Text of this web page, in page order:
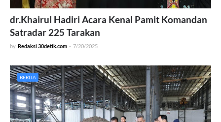
dr.Khairul Hadiri Acara Kenal Pamit Komandan
Satradar 225 Tarakan
by Redaksi 30detik.com - 7/20/2025
BERITA